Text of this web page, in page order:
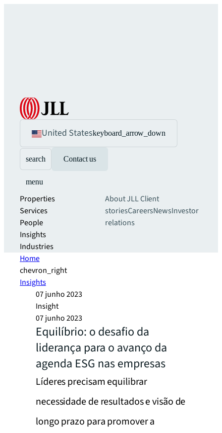
United Stateskeyboard_arrow_down
search Contact us
menu
Properties
Services
People
Insights
Industries
About JLLClient
storiesCareersNewsInvestor
relations
Home
chevron_right
Insights
07 junho 2023
Insight
07 junho 2023
Equilíbrio: o desafio da
liderança para o avanço da
agenda ESG nas empresas
Líderes precisam equilibrar
necessidade de resultados e visão de
longo prazo para promover a